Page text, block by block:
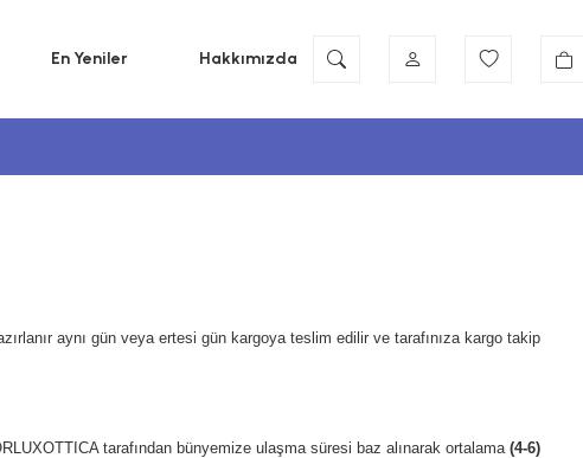
En Yeniler Hakkımızda
aynı gün veya ertesi gün kargoya teslim edilir ve tarafınıza kargo takip
tarafından bünyemize ulaşma süresi baz alınarak ortalama (4-6)